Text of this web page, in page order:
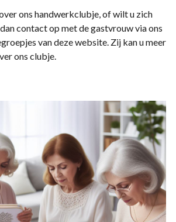
ons handwerkclubje, of wilt u zich
contact op met de gastvrouw via ons
van deze website. Zij kan u meer
ons clubje.